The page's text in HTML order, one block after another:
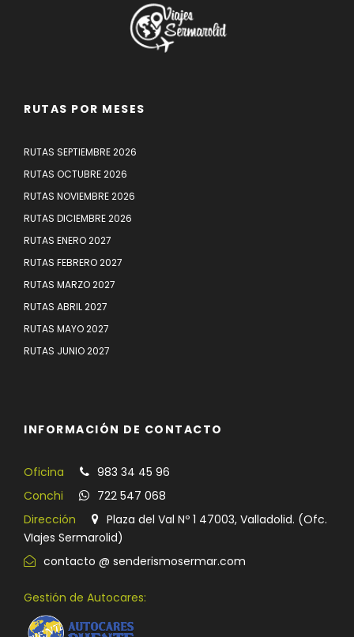
RUTAS POR MESES
RUTAS SEPTIEMBRE 2026
RUTAS OCTUBRE 2026
RUTAS NOVIEMBRE 2026
RUTAS DICIEMBRE 2026
RUTAS ENERO 2027
RUTAS FEBRERO 2027
RUTAS MARZO 2027
RUTAS ABRIL 2027
RUTAS MAYO 2027
RUTAS JUNIO 2027
INFORMACIÓN DE CONTACTO
Oficina
983 34 45 96
Conchi
722 547 068
Dirección
Plaza del Val Nº 1 47003, Valladolid. (Ofc.
VIajes Sermarolid)
contacto @ senderismosermar.com
Gestión de Autocares: